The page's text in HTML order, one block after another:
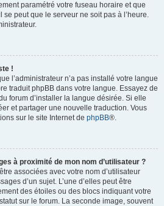
paramétré votre fuseau horaire et que
se peut que le serveur ne soit pas à l’heure.
!
l’administrateur n’a pas installé votre langue
traduit phpBB dans votre langue. Essayez de
forum d’installer la langue désirée. Si elle
et partager une nouvelle traduction. Vous
sur le site Internet de phpBB®.
à proximité de mon nom d’utilisateur ?
associées avec votre nom d’utilisateur
d’un sujet. L’une d’elles peut être
des étoiles ou des blocs indiquant votre
sur le forum. La seconde image, souvent